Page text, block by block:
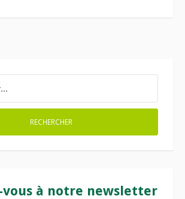
vous à notre newsletter